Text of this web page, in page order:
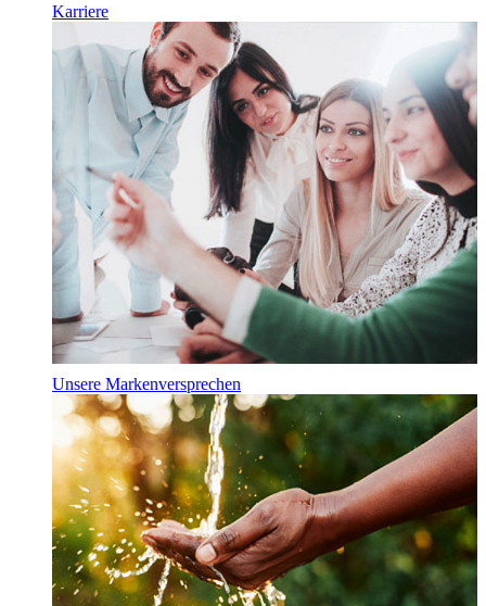
Karriere
Unsere Markenversprechen